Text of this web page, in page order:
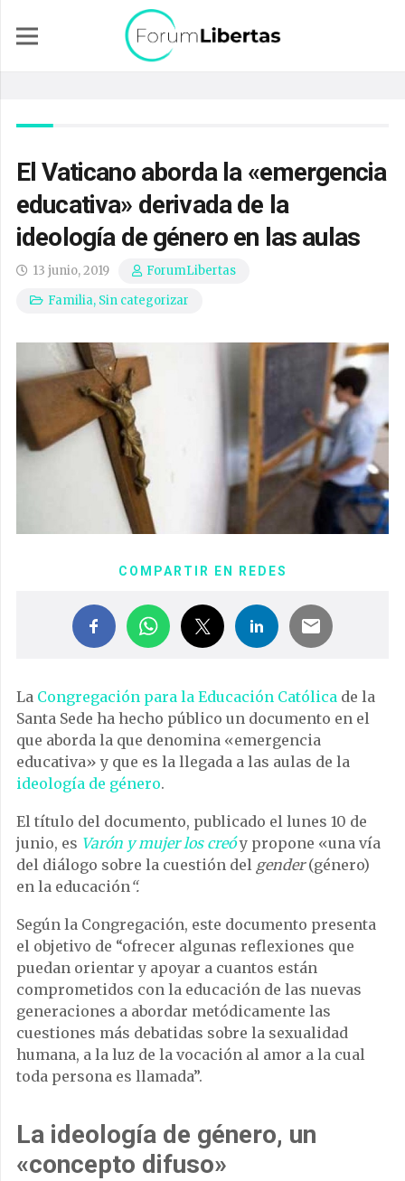
El Vaticano aborda la «emergencia
educativa» derivada de la
ideología de género en las aulas
13 junio, 2019
ForumLibertas
Familia, Sin categorizar
COMPARTIR EN REDES
La Congregación para la Educación Católica de la
Santa Sede ha hecho público un documento en el
que aborda la que denomina «emergencia
educativa» y que es la llegada a las aulas de la
ideología de género.
El título del documento, publicado el lunes 10 de
junio, es Varón y mujer los creó y propone «una vía
del diálogo sobre la cuestión del gender(género)
en la educación“.
Según la Congregación, este documento presenta
el objetivo de “ofrecer algunas reflexiones que
puedan orientar y apoyar a cuantos están
comprometidos con la educación de las nuevas
generaciones a abordar metódicamente las
cuestiones más debatidas sobre la sexualidad
humana, a la luz de la vocación al amor a la cual
toda persona es llamada”.
La ideología de género, un
«concepto difuso»